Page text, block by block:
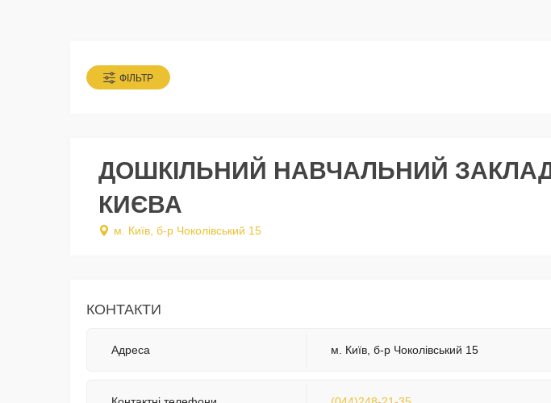
ФІЛЬТР
ДОШКІЛЬНИЙ НАВЧАЛЬНИЙ
КИЄВА
м. Київ, б-р Чоколівський 15
КОНТАКТИ
Адреса м. Київ, б-р Чоколівський 15